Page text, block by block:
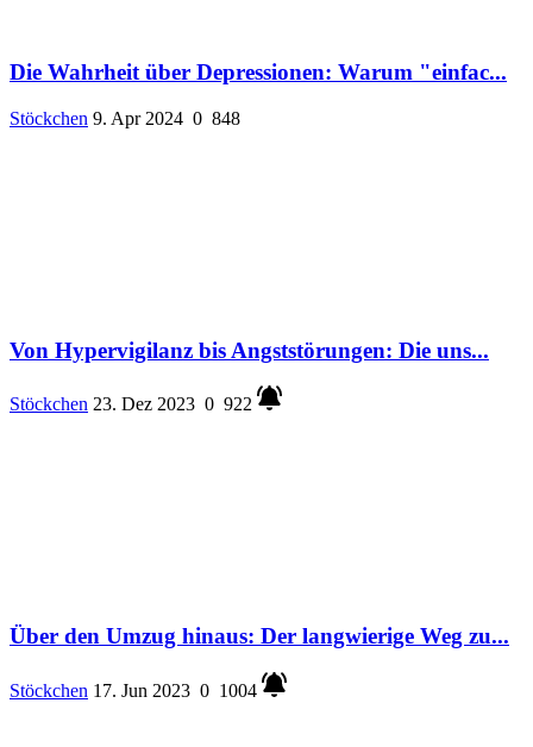
Die Wahrheit über Depressionen: Warum "einfac...
Stöckchen 9. Apr 2024 0 848
Von Hypervigilanz bis Angststörungen: Die uns...
Stöckchen 23. Dez 2023 0 922
Über den Umzug hinaus: Der langwierige Weg zu...
Stöckchen 17. Jun 2023 0 1004